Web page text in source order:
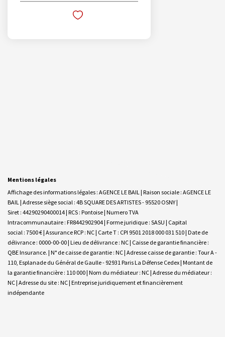
Mentions légales
Affichage des informations légales : AGENCE LE BAIL | Raison sociale : AGENCE LE
BAIL | Adresse siège social : 4B SQUARE DES ARTISTES - 95520 OSNY |
Siret : 44290290400014 | RCS : Pontoise | Numero TVA
Intracommunautaire : FR8442902904 | Forme juridique : SASU | Capital
social : 7500 € | Assurance RCP : NC | Carte T : CPI 9501 2018 000 031 510 | Date de
délivrance : 0000-00-00 | Lieu de délivrance : NC | Caisse de garantie financière :
QBE Insurance. | N° de caisse de garantie : NC | Adresse caisse de garantie : Tour A -
110, Esplanade du Général de Gaulle - 92931 Paris La Défense Cedex | Montant de
la garantie financière : 110 000 | Nom du médiateur : NC | Adresse du médiateur :
NC | Adresse du site : NC | Entreprise juridiquement et financièrement
indépendante